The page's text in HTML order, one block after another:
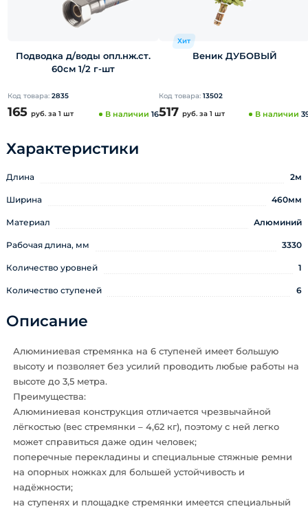
Подводка д/воды опл.нж.ст.
60см 1/2 г-шт
Код товара: 2835
165 руб. за 1 шт В наличии 16
Хит
Веник ДУБОВЫЙ
Код товара: 13502
517 руб. за 1 шт В наличии
Характеристики
Длина 2м
Ширина 460мм
Материал Алюминий
Рабочая длина, мм 3330
Количество уровней 1
Количество ступеней 6
Описание
Алюминиевая стремянка на 6 ступеней имеет большую
высоту и позволяет без усилий проводить любые работы на
высоте до 3,5 метра.
Преимущества:
Алюминиевая конструкция отличается чрезвычайной
лёгкостью (вес стремянки – 4,62 кг), поэтому с ней легко
может справиться даже один человек;
поперечные перекладины и специальные стяжные ремни
на опорных ножках для большей устойчивость и
надёжности;
на ступенях и площадке стремянки имеется специальный